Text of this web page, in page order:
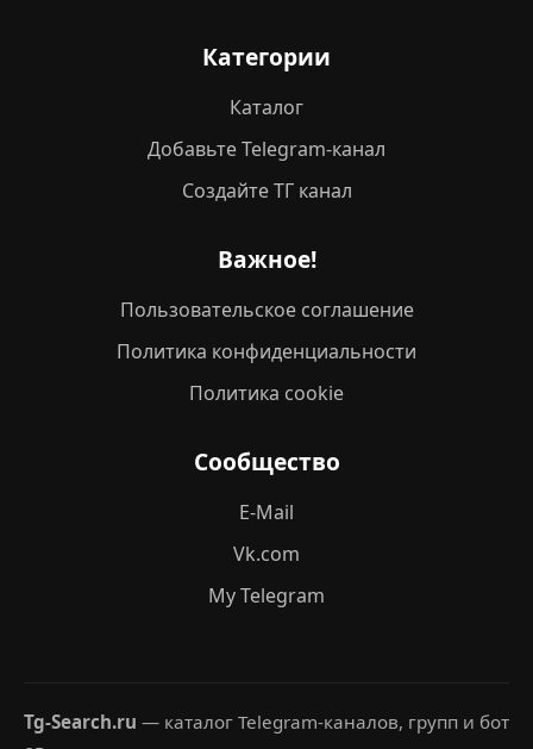
Категории
Каталог
Добавьте Telegram-канал
Создайте ТГ канал
Важное!
Пользовательское соглашение
Политика конфиденциальности
Политика cookie
Сообщество
E-Mail
Vk.com
My Telegram
Tg-Search.ru — каталог Telegram-каналов, групп и бот